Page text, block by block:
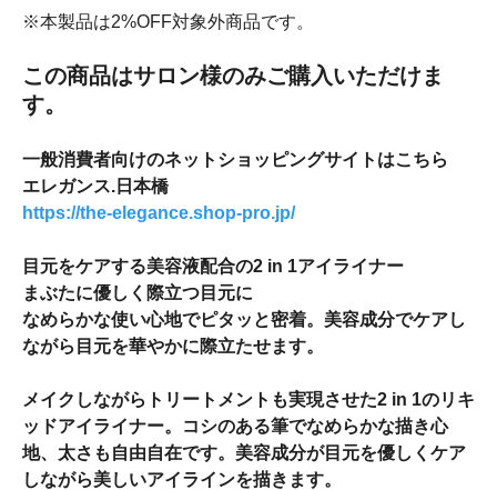
※本製品は2%OFF対象外商品です。
この商品はサロン様のみご購入いただけま
す。
一般消費者向けのネットショッピングサイトはこちら
エレガンス.日本橋
https://the-elegance.shop-pro.jp/
目元をケアする美容液配合の2 in 1アイライナー
まぶたに優しく際立つ目元に
なめらかな使い心地でピタッと密着。美容成分でケアし
ながら目元を華やかに際立たせます。
メイクしながらトリートメントも実現させた2 in 1のリキ
ッドアイライナー。コシのある筆でなめらかな描き心
地、太さも自由自在です。美容成分が目元を優しくケア
しながら美しいアイラインを描きます。